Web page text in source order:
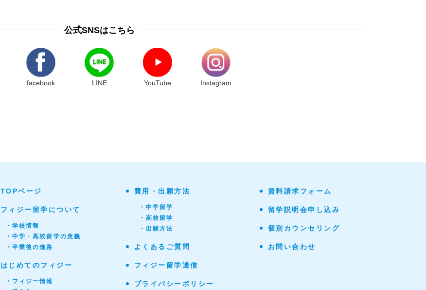
公式SNSはこちら
facebook LINE YouTube Instagram
TOPページ
フィジー留学について
・学校情報
・中学・高校留学の意義
・卒業後の進路
はじめてのフィジー
・フィジー情報
費用・出願方法
・中学留学
・高校留学
・出願方法
よくあるご質問
フィジー留学通信
プライバシーポリシー
資料請求フォーム
留学説明会申し込み
個別カウンセリング
お問い合わせ